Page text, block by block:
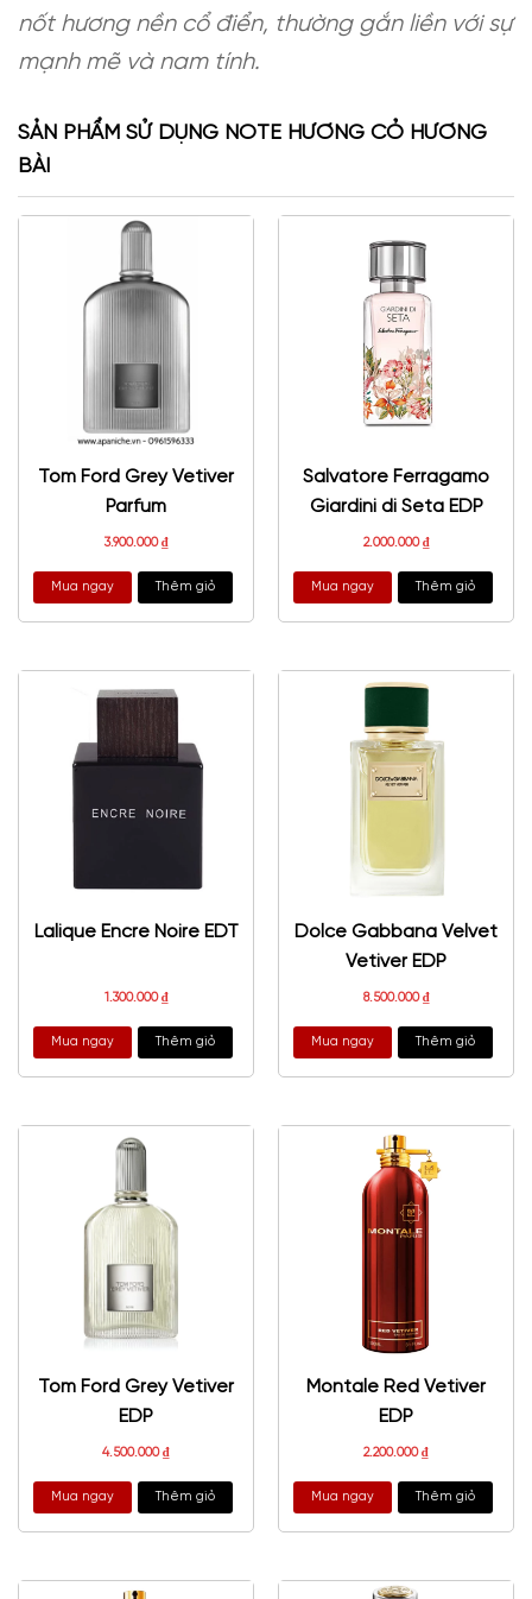
nốt hương nền cổ điển, thường gắn liền với sự
mạnh mẽ và nam tính.
SẢN PHẨM SỬ DỤNG NOTE HƯƠNG CỎ HƯƠNG
BÀI
Tom Ford Grey Vetiver
Parfum
3.900.000₫
Mua ngay Thêm giỏ
Salvatore Ferragamo
Giardini di Seta EDP
2.000.000₫
Mua ngay Thêm giỏ
Lalique Encre Noire EDT
1.300.000₫
Mua ngay Thêm giỏ
Dolce Gabbana Velvet
Vetiver EDP
8.500.000₫
Mua ngay Thêm giỏ
Tom Ford Grey Vetiver
EDP
4.500.000₫
Mua ngay Thêm giỏ
Montale Red Vetiver
EDP
2.200.000₫
Mua ngay Thêm giỏ